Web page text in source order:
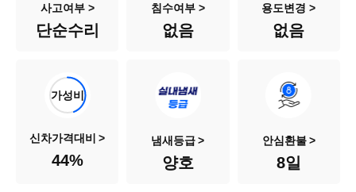
색상 검정색
가솔린
배기량 999cc
사고여부 >
단순수리
침수여부 >
없음
용도변경 >
없음
가성비
신차가격대비
44%
냄새등급
양호
안심환불
8일